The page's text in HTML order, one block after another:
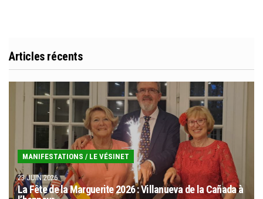
t
i
o
n
d
n
t
Articles récents
MANIFESTATIONS / LE VÉSINET
23 JUIN 2026
La Fête de la Marguerite 2026 : Villanueva de la Cañada à